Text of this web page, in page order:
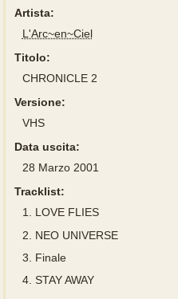
Artista:
L'Arc~en~Ciel
Titolo:
CHRONICLE 2
Versione:
VHS
Data uscita:
28 Marzo 2001
Tracklist:
1.
LOVE FLIES
2.
NEO UNIVERSE
3.
Finale
4. STAY AWAY